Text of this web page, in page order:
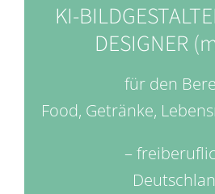
KI-
DESIGNER
für den
Food, Getränke,
–